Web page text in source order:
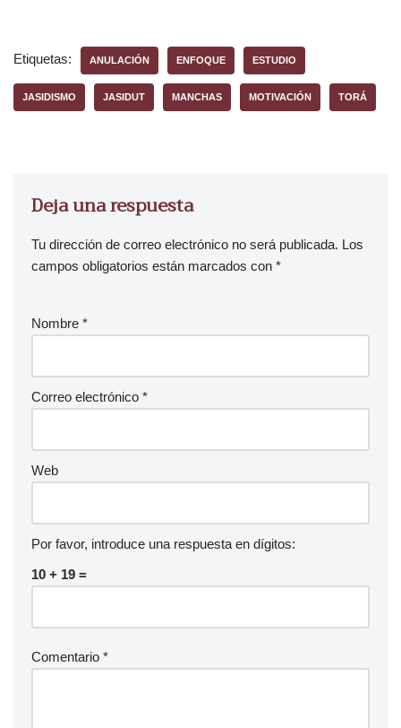
u
Etiquetas: ANULACIÓN ENFOQUE ESTUDIO
JASIDISMO JASIDUT MANCHAS MOTIVACIÓN TORÁ
Deja una respuesta
Tu dirección de correo electrónico no será publicada. Los
campos obligatorios están marcados con *
Nombre *
Correo electrónico *
Web
Por favor, introduce una respuesta en dígitos:
10 + 19 =
Comentario *